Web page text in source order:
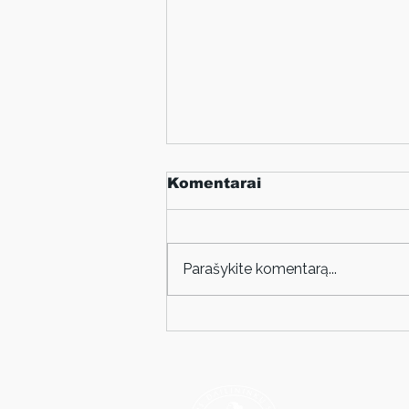
Komentarai
Parašykite komentarą...